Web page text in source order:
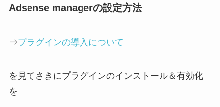
Adsense managerの設定方法
⇒プラグインの導入について
を見てさきにプラグインのインストール＆有効化
を